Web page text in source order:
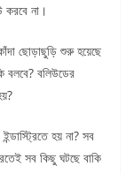
করবে না।
ছোড়াছুড়ি শুরু হয়েছে
বলবে? বলিউডের
হয় না? সব
সব কিছু ঘটছে বাকি